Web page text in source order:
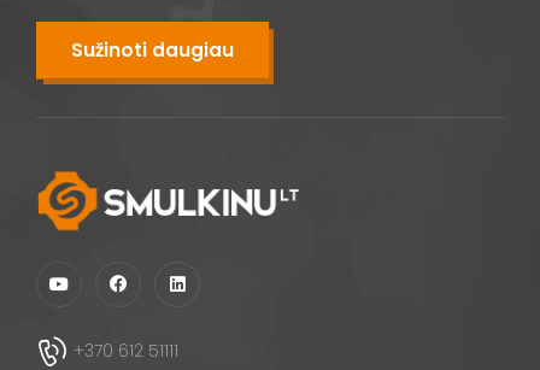
Sužinoti daugiau
+370 612 51111